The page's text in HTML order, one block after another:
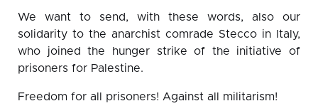
We want to send, with these words, also our
solidarity to the anarchist comrade Stecco in Italy,
who joined the hunger strike of the initiative of
prisoners for Palestine.
Freedom for all prisoners! Against all militarism!